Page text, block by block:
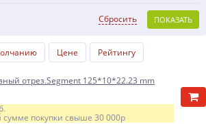
ПОКАЗАТЬ
Сбросить
Цене Рейтингу
отрез.Segment 125*10*22.23 mm
покупки свыше 30 000р